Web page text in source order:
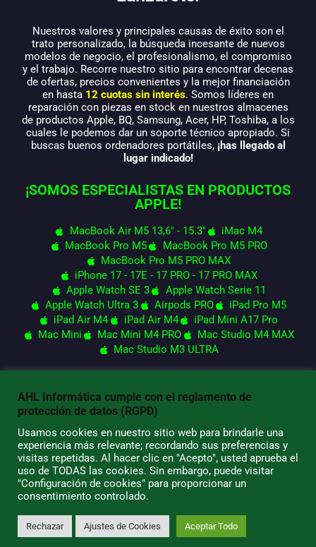
Nuestros valores y principales causas de éxito son el
trato personalizado, la búsqueda incesante de nuevos
modelos de negocio, el profesionalismo, el compromiso
y el trabajo. Recorre nuestro sitio para encontrar decenas
de ofertas, precios convenientes y la mejor financiación
en hasta 12 cuotas sin interés. Somos líderes en
reparación con piezas en stock en nuestros almacenes
de productos Apple, BQ, Samsung, Acer, HP, Toshiba, a los
cuales le podemos dar un soporte técnico apropiado. Si
buscas buenos ordenadores portátiles, ¡has llegado al
lugar indicado!
¡SOMOS ESPECIALISTAS EN PRODUCTOS
APPLE!
MacBook Air M5 13,6" - 15.3"
iMac M4
MacBook Pro M5
MacBook Pro M5 PRO
MacBook Pro M5 PRO MAX
iPhone 17 - 17E - 17 PRO - 17 PRO MAX
Apple Watch SE 3
Apple Watch Serie 11
Apple Watch Ultra 3
Airpods PRO
iPad Pro M5
iPad Air M4
iPad Air M4
iPad Mini A17 Pro
Mac Mini
Mac Mini M4 PRO
Mac Studio M4 MAX
Mac Studio M3 ULTRA
© 2026 AHL Informática
AHL Informática cumple con el reglamento de
protección de datos (RGPD)
Usamos cookies en nuestro sitio web para brindarle una
experiencia más relevante; recordando sus preferencias y
visitas repetidas. Al hacer clic en "Acepto", usted aprueba el
uso de TODAS las cookies. Sin embargo, puede visitar
"Configuración de cookies" para proporcionar un
consentimiento controlado.
Rechazar Ajustes de Cookies Aceptar Todo